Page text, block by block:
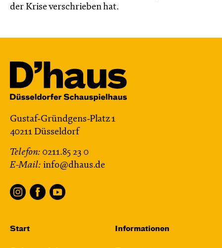
der Krise verschrieben hat.
Gustaf-Gründgens-Platz 1
40211 Düsseldorf
Telefon: 0211.85 23 0
E-Mail: info@dhaus.de
Start Informationen